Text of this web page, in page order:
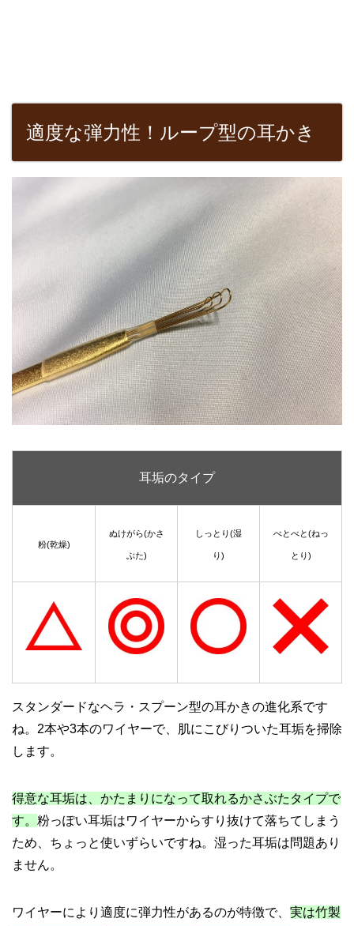
適度な弾力性！ループ型の耳かき
耳垢のタイプ
粉(乾燥)
ぬけがら(かさ
ぶた)
しっとり(湿
り)
べとべと(ねっ
とり)
スタンダードなヘラ・スプーン型の耳かきの進化系です
ね。2本や3本のワイヤーで、肌にこびりついた耳垢を掃除
します。
得意な耳垢は、かたまりになって取れるかさぶたタイプで
す。 粉っぽい耳垢はワイヤーからすり抜けて落ちてしまう
ため、ちょっと使いずらいですね。湿った耳垢は問題あり
ません。
ワイヤーにより適度に弾力性があるのが特徴で、 実は竹製